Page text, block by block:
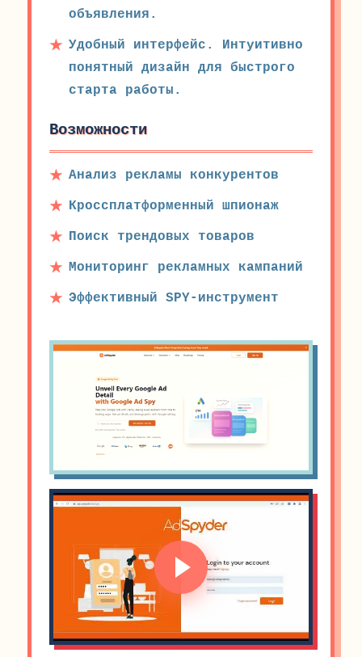
объявления.
Удобный интерфейс. Интуитивно
понятный дизайн для быстрого
старта работы.
Возможности
Анализ рекламы конкурентов
Кроссплатформенный шпионаж
Поиск трендовых товаров
Мониторинг рекламных кампаний
Эффективный SPY-инструмент